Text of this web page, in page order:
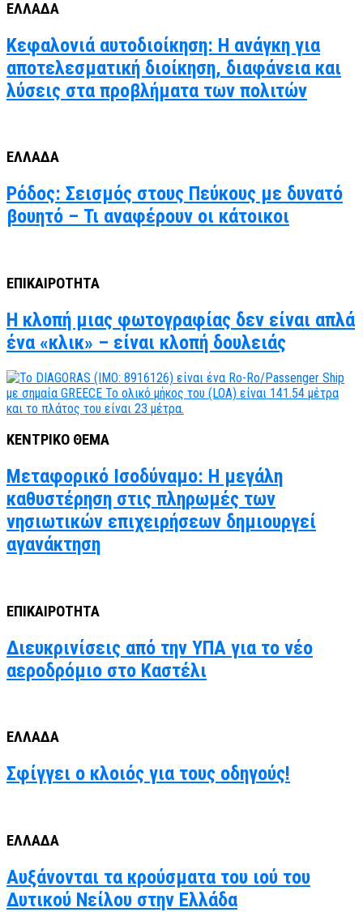
ΕΛΛΑΔΑ
Κεφαλονιά αυτοδιοίκηση: Η ανάγκη για
αποτελεσματική διοίκηση, διαφάνεια και
λύσεις στα προβλήματα των πολιτών
ΕΛΛΑΔΑ
Ρόδος: Σεισμός στους Πεύκους με δυνατό
βουητό – Τι αναφέρουν οι κάτοικοι
ΕΠΙΚΑΙΡΟΤΗΤΑ
Η κλοπή μιας φωτογραφίας δεν είναι απλά
ένα «κλικ» – είναι κλοπή δουλειάς
ΚΕΝΤΡΙΚΟ ΘΕΜΑ
Μεταφορικό Ισοδύναμο: Η μεγάλη
καθυστέρηση στις πληρωμές των
νησιωτικών επιχειρήσεων δημιουργεί
αγανάκτηση
ΕΠΙΚΑΙΡΟΤΗΤΑ
Διευκρινίσεις από την ΥΠΑ για το νέο
αεροδρόμιο στο Καστέλι
ΕΛΛΑΔΑ
Σφίγγει ο κλοιός για τους οδηγούς!
ΕΛΛΑΔΑ
Αυξάνονται τα κρούσματα του ιού του
Δυτικού Νείλου στην Ελλάδα